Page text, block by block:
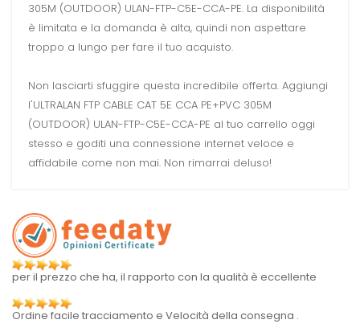
305M (OUTDOOR) ULAN-FTP-C5E-CCA-PE. La disponibilità
è limitata e la domanda è alta, quindi non aspettare
troppo a lungo per fare il tuo acquisto.
Non lasciarti sfuggire questa incredibile offerta. Aggiungi
l'ULTRALAN FTP CABLE CAT 5E CCA PE+PVC 305M
(OUTDOOR) ULAN-FTP-C5E-CCA-PE al tuo carrello oggi
stesso e goditi una connessione internet veloce e
affidabile come non mai. Non rimarrai deluso!
per il prezzo che ha, il rapporto con la qualità è eccellente
Ordine facile tracciamento e Velocità della consegna .